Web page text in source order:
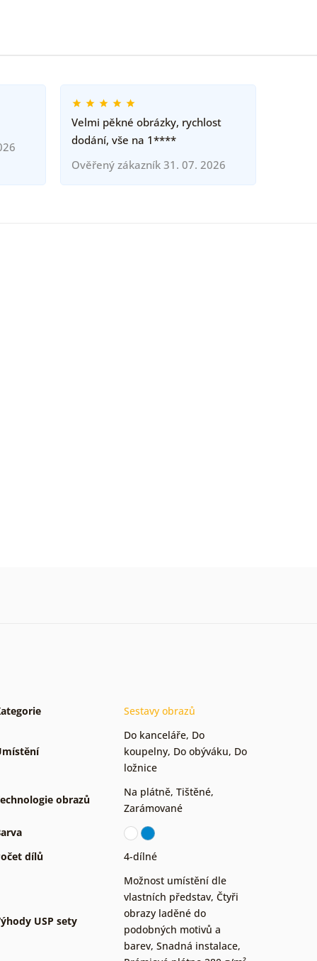
Velmi pěkné obrázky, rychlost
dodání, vše na 1****
Ověřený zákazník 31. 07. 2026
Sestavy obrazů
Do kanceláře, Do
koupelny, Do obýváku, Do
ložnice
obrazů
Na plátně, Tištěné,
Zarámované
dílů
4-dílné
USP sety
Možnost umístění dle
vlastních představ, Čtyři
obrazy laděné do
podobných motivů a
barev, Snadná instalace,